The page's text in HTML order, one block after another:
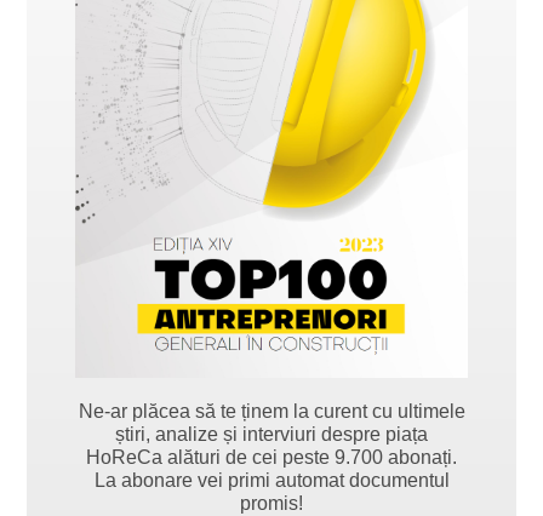
Ne-ar plăcea să te ținem la curent cu ultimele
știri, analize și interviuri despre piața
HoReCa alături de cei peste 9.700 abonați.
La abonare vei primi automat documentul
promis!